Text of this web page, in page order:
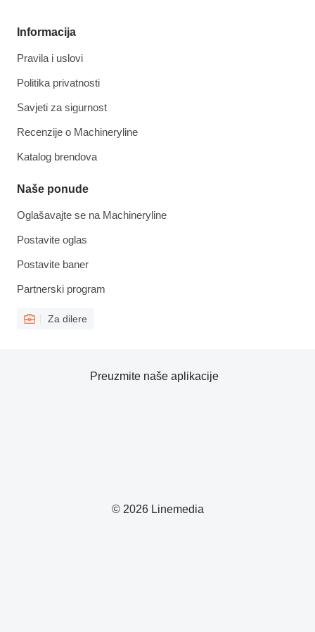
Informacija
Pravila i uslovi
Politika privatnosti
Savjeti za sigurnost
Recenzije o Machineryline
Katalog brendova
Naše ponude
Oglašavajte se na Machineryline
Postavite oglas
Postavite baner
Partnerski program
Za dilere
© 2026 Linemedia
Preuzmite naše aplikacije